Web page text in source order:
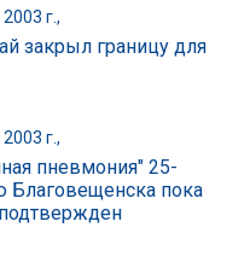
г.,
закрыл границу для
г.,
пневмония" 25-
Благовещенска пока